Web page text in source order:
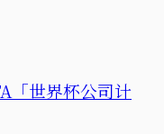
「世界杯公司计